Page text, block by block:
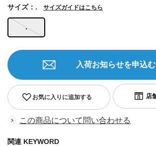
.
サイズ：. サイズガイドはこちら
お気に入りに追加する
入荷お知らせを申込む
この商品について問い合わせる
関連 KEYWORD